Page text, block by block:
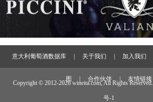
意大利葡萄酒数据库 关于我们 加入我们
图 合作伙伴 友情链接
Copyright © 2012-2026 wineita.com, All Rights Reserved.
号-1